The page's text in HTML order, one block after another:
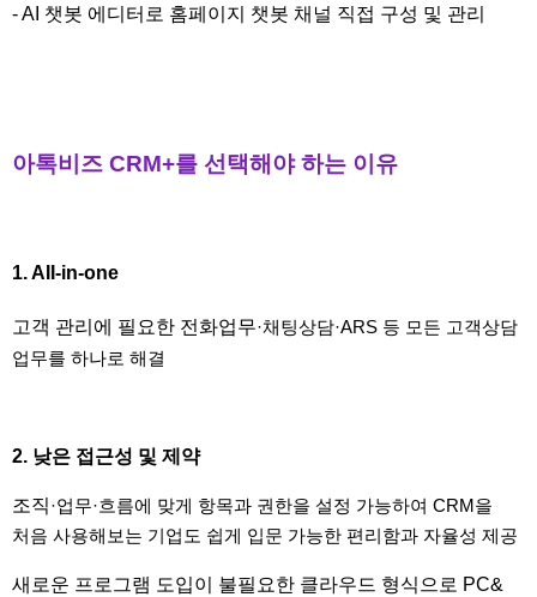
- AI 챗봇 에디터로 홈페이지 챗봇 채널 직접 구성 및 관리
아톡비즈 CRM+를 선택해야 하는 이유
1. AII-in-one
고객 관리에 필요한 전화업무·채팅상담·ARS 등 모든 고객상담
업무를 하나로 해결
2. 낮은 접근성 및 제약
조직·업무·흐름에 맞게 항목과 권한을 설정 가능하여 CRM을
처음 사용해보는 기업도 쉽게 입문 가능한 편리함과 자율성 제공
새로운 프로그램 도입이 불필요한 클라우드 형식으로 PC&